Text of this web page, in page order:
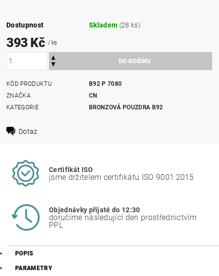
Dostupnost Skladem (28 ks)
393 Kč / ks
KÓD PRODUKTU
B92 P 7080
ZNAČKA
CN
KATEGORIE
BRONZOVÁ POUZDRA B92
Dotaz
Certifikát ISO
jsme držitelem certifikátu ISO 9001:2015
Objednávky přijaté do 12:30
doručíme následující den prostřednictvím
PPL
POPIS
PARAMETRY